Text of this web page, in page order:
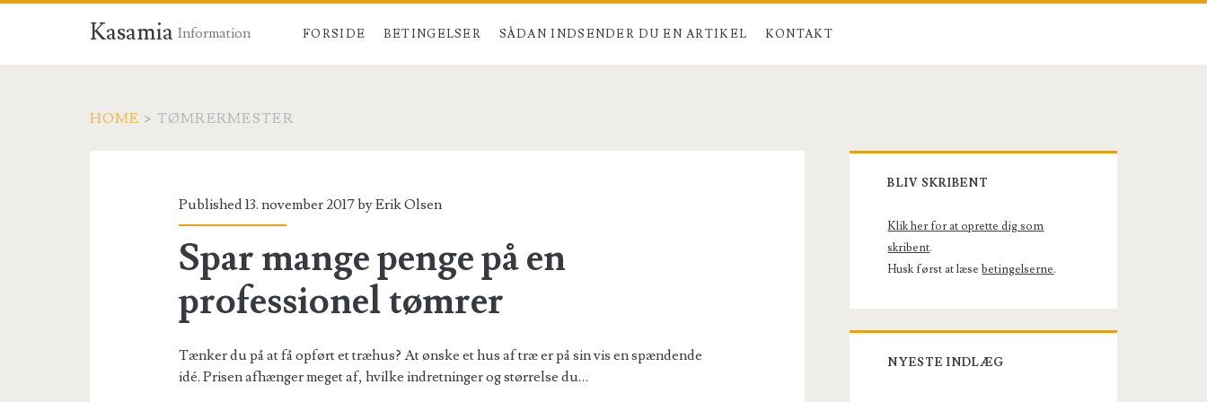
Kasamia Information FORSIDE BETINGELSER SÅDAN INDSENDER DU EN ARTIKEL KONTAKT
HOME > TØMRERMESTER
<span>tømrermester</span>
Published 13. november 2017 byErik Olsen
Spar mange penge på en
professionel tømrer
Tænker du på at få opført et træhus? At ønske et hus af træ er på sin vis en spændende
idé. Prisen afhænger meget af, hvilke indretninger og størrelse du…
Primary
Sidebar
BLIV SKRIBENT
Klik her for at oprette dig som
skribent.
Husk først at læsebetingelserne.
NYESTE INDLÆG